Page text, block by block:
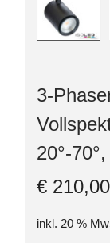
3-
20°-
€ 210,00
inkl. 20 %